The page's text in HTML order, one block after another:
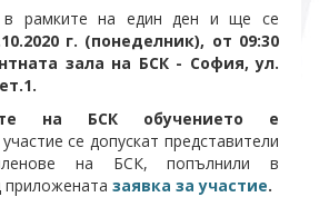
в рамките на един ден и ще се
г. (понеделник), от 09:30
зала на БСК - София, ул.
на БСК обучението е
се допускат представители
на БСК, попълнили в
приложената заявка за участие.